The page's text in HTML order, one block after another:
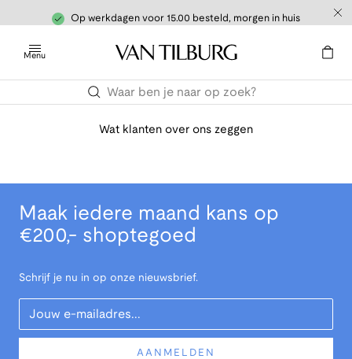
Op werkdagen voor 15.00 besteld, morgen in huis
Menu
Wat klanten over ons zeggen
Maak iedere maand kans op
€200,- shoptegoed
Schrijf je nu in op onze nieuwsbrief.
Your Email
AANMELDEN